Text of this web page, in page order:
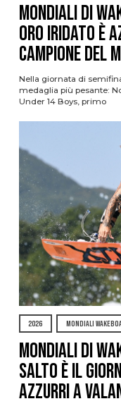
Mondiali di
oro iridato è
campione del
Nella giornata di
medaglia più pesante:
Under 14 Boys, primo
2026 MONDIALI
Mondiali di
Salto è il
azzurri a